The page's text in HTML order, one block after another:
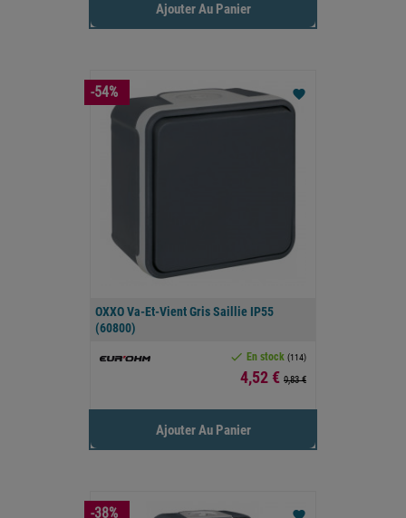
Ajouter Au Panier
OXXO Va-Et-Vient Gris Saillie IP55
(60800)
 En stock (114)
Prix
4,52 € 9,83 €
favorite
Ajouter Au Panier
-54%
favorite
-38%